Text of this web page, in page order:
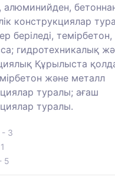
алюминийден,
конструкциялар
беріледі, темірбетон,
гидротехникалық
Құрылыста
және металл
туралы; ағаш
туралы.
3
5